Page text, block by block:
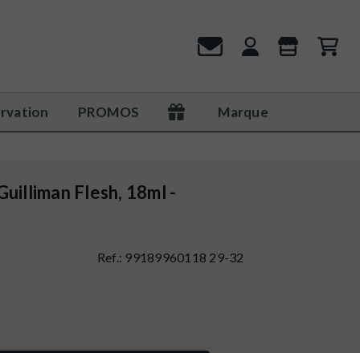
PROMOS Marque
Flesh, 18ml -
Ref.: 99189960118 29-32